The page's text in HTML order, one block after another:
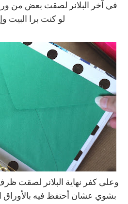
في آخر البلانر لصقت بعض من
لو كنت برا البيت
وعلى كفر نهاية البلانر لصقت
بشوي عشان أحتفظ فيه بالأوراق